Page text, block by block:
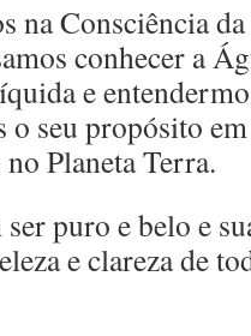
na Consciência
conhecer a
e
o seu propósito em
Planeta Terra.
puro e belo e
e clareza de